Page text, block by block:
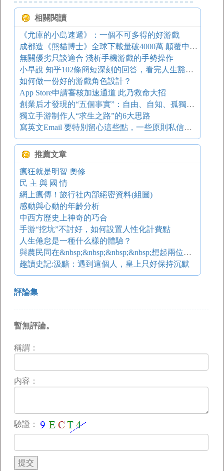
相關閱讀
《尤庫的小島速遞》：一個不可多得的好游戲
成都造《熊貓博士》全球下載量破4000萬 顛覆中國F2P魔咒
無關優劣只談適合 淺析手機游戲的手勢操作
小早說 知乎102條簡短深刻的回答，看完人生豁然開朗
如何做一份好的游戲角色設計？
App Store申請審核加速通道 此乃救命大招
創業后才發現的“五個事實”：自由、自知、孤獨、恐懼和希望
獨立手游制作人“求生之路”的6大思路
寫英文Email 要特別留心這些點，一些原則私信也適用
推薦文章
瘋狂就是明智 奧修
民 主 與 國 情
網上瘋傳！旅行社內部絕密資料(組圖)
感動與心動的年齡分析
中西方歷史上神奇的巧合
手游“挖坑”不討好，如何設置人性化計費點
人生倦怠是一種什么樣的體驗？
與農民同在&nbsp;&nbsp;&nbsp;&nbsp;想起兩位前輩農業專家
趣讀史記:汲黯：遇到這個人，皇上只好保持沉默
評論集
暫無評論。
稱謂：
内容：
驗證：